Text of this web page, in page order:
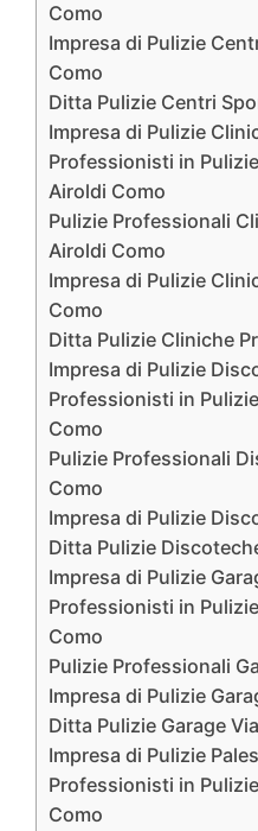
Como
Impresa di Pulizie
Como
Ditta Pulizie Centri
Impresa di Pulizie
Professionisti in
Airoldi Como
Pulizie Professionali
Airoldi Como
Impresa di Pulizie
Como
Ditta Pulizie Cliniche
Impresa di Pulizie
Professionisti in
Como
Pulizie Professionali
Como
Impresa di Pulizie
Ditta Pulizie
Impresa di Pulizie
Professionisti in
Como
Pulizie Professionali
Impresa di Pulizie
Ditta Pulizie Garage
Impresa di Pulizie
Professionisti in
Como